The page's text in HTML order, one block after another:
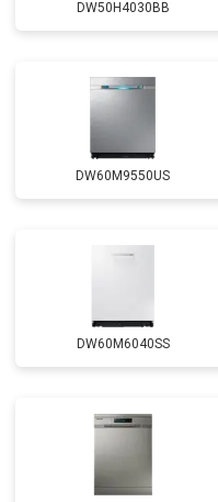
Замена нижнего уплотнителя
Замена заливного шланга с
системой Аквастоп
DW50H4030BB
DW60M9550US
DW60M6040SS